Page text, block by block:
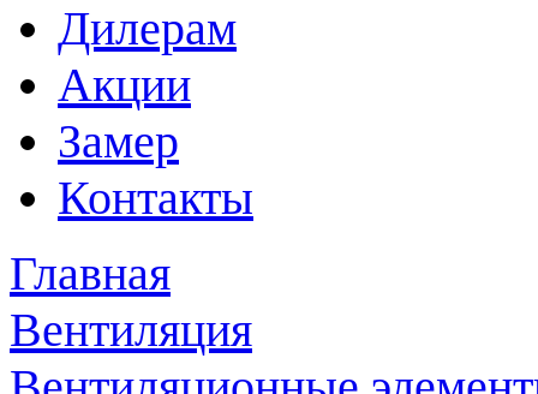
Дилерам
Акции
Замер
Контакты
Главная
Вентиляция